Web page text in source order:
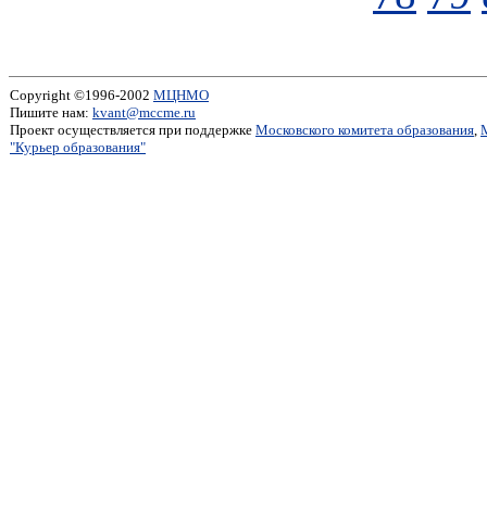
Copyright ©1996-2002 МЦНМО
Пишите нам: kvant@mccme.ru
Проект осуществляется при поддержке Московского комитета образования,
"Курьер образования"